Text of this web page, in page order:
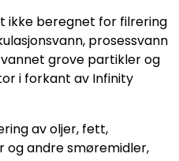
ikke beregnet for filrering
prosessvann
grove partikler og
i forkant av Infinity
av oljer, fett,
og andre smøremidler,